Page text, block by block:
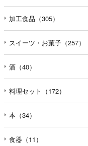
加工食品（305）
スイーツ・お菓子（257）
酒（40）
料理セット（172）
本（34）
食器（11）